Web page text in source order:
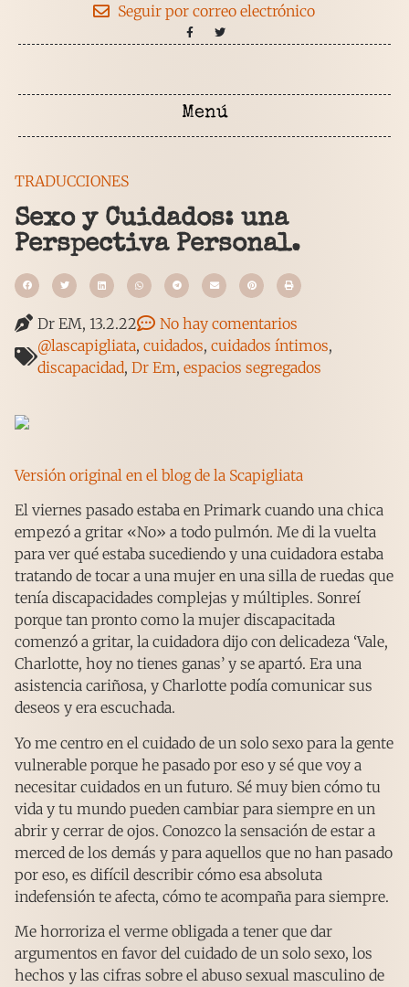
Seguir por correo electrónico
TRADUCCIONES
Sexo y Cuidados: una
Perspectiva Personal.
Dr EM, 13.2.22
No hay comentarios
@lascapigliata, cuidados, cuidados íntimos,
discapacidad, Dr Em, espacios segregados
Versión original en el blog de la Scapigliata
El viernes pasado estaba en Primark cuando una chica
empezó a gritar «No» a todo pulmón. Me di la vuelta
para ver qué estaba sucediendo y una cuidadora estaba
tratando de tocar a una mujer en una silla de ruedas que
tenía discapacidades complejas y múltiples. Sonreí
porque tan pronto como la mujer discapacitada
comenzó a gritar, la cuidadora dijo con delicadeza ‘Vale,
Charlotte, hoy no tienes ganas’ y se apartó. Era una
asistencia cariñosa, y Charlotte podía comunicar sus
deseos y era escuchada.
Yo me centro en el cuidado de un solo sexo para la gente
vulnerable porque he pasado por eso y sé que voy a
necesitar cuidados en un futuro. Sé muy bien cómo tu
vida y tu mundo pueden cambiar para siempre en un
abrir y cerrar de ojos. Conozco la sensación de estar a
merced de los demás y para aquellos que no han pasado
por eso, es difícil describir cómo esa absoluta
indefensión te afecta, cómo te acompaña para siempre.
Me horroriza el verme obligada a tener que dar
argumentos en favor del cuidado de un solo sexo, los
hechos y las cifras sobre el abuso sexual masculino de